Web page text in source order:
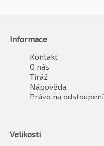
Informace
Kontakt
O nás
Tiráž
Nápověda
Právo na odstoupení
Velikosti